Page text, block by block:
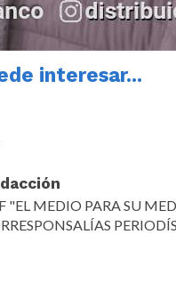
interesar...
"EL MEDIO PARA SU